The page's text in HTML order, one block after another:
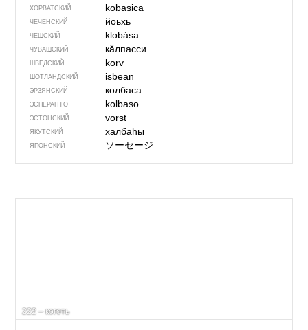
ХОРВАТСКИЙ kobasica
ЧЕЧЕНСКИЙ йоьхь
ЧЕШСКИЙ klobása
ЧУВАШСКИЙ кӑлпасси
ШВЕДСКИЙ korv
ШОТЛАНДСКИЙ isbean
ЭРЗЯНСКИЙ колбаса
ЭСПЕРАНТО kolbaso
ЭСТОНСКИЙ vorst
ЯКУТСКИЙ халбаһы
ЯПОНСКИЙ ソーセージ
222 – коготь